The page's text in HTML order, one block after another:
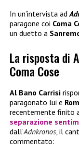
In un’intervista ad
paragone coi Coma
un duetto a
La risposta di
Coma Cose
Al Bano Carrisi
paragonato lui e
recentemente finito
separazione
dall’Adnkronos, il
commentato: